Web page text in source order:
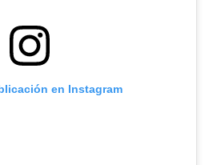
en Instagram